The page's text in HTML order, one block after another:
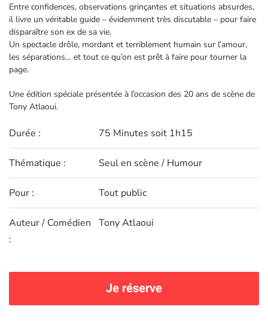
Entre confidences, observations grinçantes et situations absurdes,
il livre un véritable guide – évidemment très discutable – pour faire
disparaître son ex de sa vie.
Un spectacle drôle, mordant et terriblement humain sur l’amour,
les séparations… et tout ce qu’on est prêt à faire pour tourner la
page.
Une édition spéciale présentée à l’occasion des 20 ans de scène de
Tony Atlaoui.
Durée : 75 Minutes soit 1h15
Thématique : Seul en scène / Humour
Pour : Tout public
Auteur / Comédien
:
Tony Atlaoui
Je réserve